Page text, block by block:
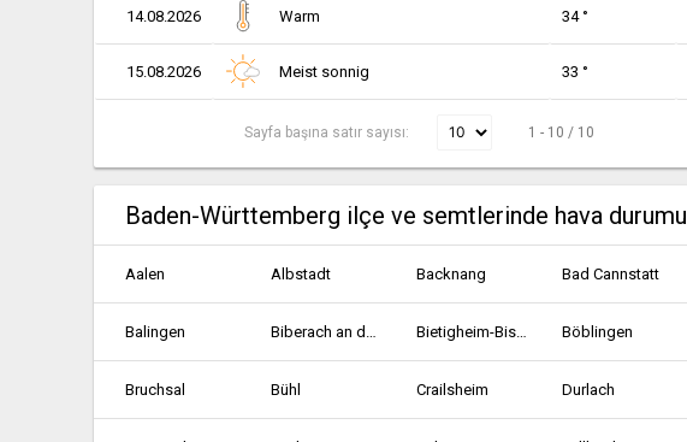
14.08.2026 Warm 34 °
15.08.2026 Meist sonnig 33 °
Sayfa başına satır sayısı: 1 - 10 / 10
Baden-Württemberg ilçe ve semtlerinde hava durumu
Aalen Albstadt Backnang Bad Cannstatt
Balingen Biberach an der Riss Bietigheim-Bissingen Böblingen
Bruchsal Bühl Crailsheim Durlach